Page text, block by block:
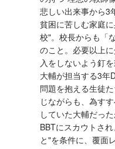
悲しい出来事から3
貧困に苦しむ家庭
校"。校長からも「
のこと。必要以上
入をしないよう釘を
大輔が担当する3年
問題を抱える生徒
じながらも、為す
していた大輔だっ
BBTにスカウトさ
と"を条件に、覆面